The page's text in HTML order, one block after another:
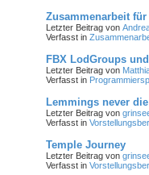
Zusammenarbeit
Letzter Beitrag von
Verfasst in
FBX LodGroups
Letzter Beitrag von
Verfasst in
Lemmings never die
Letzter Beitrag von
Verfasst in
Temple Journey
Letzter Beitrag von
Verfasst in